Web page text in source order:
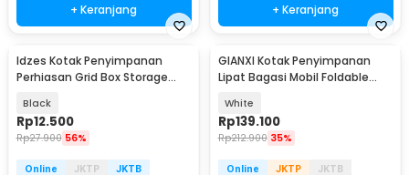
+ Keranjang + Keranjang
Idzes Kotak Penyimpanan
Perhiasan Grid Box Storage
Black
Rp12.500
Rp27.900 56%
Online JKTP
JKTB
GIANXI Kotak Penyimpanan
Lipat Bagasi Mobil Foldable
White
Rp139.100
Rp212.900 35%
Online JKTP
JKTB